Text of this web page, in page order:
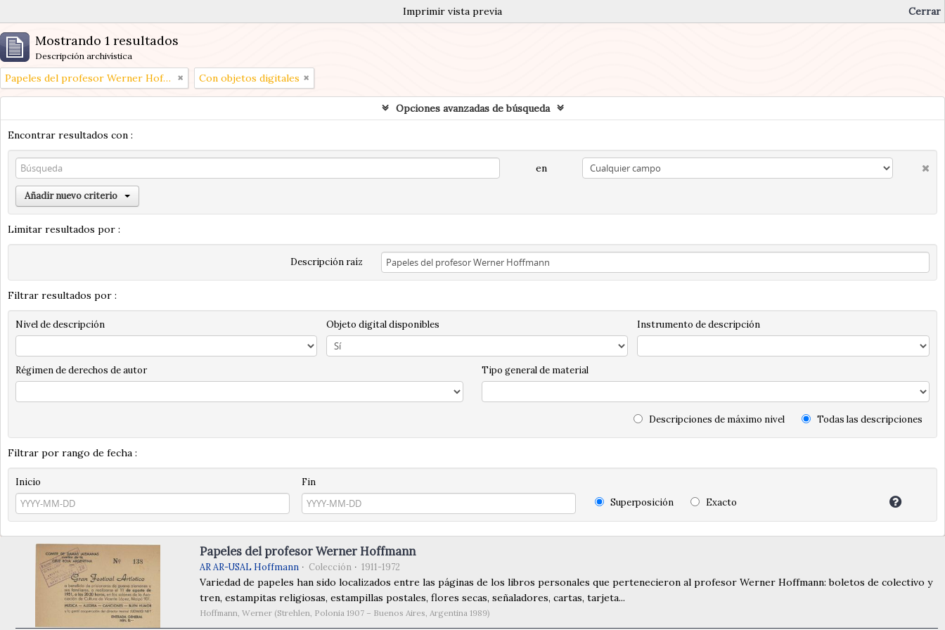
Imprimir vista previa Cerrar
Mostrando 1 resultados
Descripción archivística
Papeles del profesor Werner Hoffmann Con objetos digitales
Opciones avanzadas de búsqueda
Encontrar resultados con :
en
Añadir nuevo criterio
Limitar resultados por :
Descripción raíz
Filtrar resultados por :
Nivel de descripción Objeto digital disponibles Instrumento de descripción
Régimen de derechos de autor Tipo general de material
Descripciones de máximo nivel Todas las descripciones
Filtrar por rango de fecha :
Inicio
Fin
Superposición
Exacto
Papeles del profesor Werner Hoffmann
AR AR-USAL Hoffmann Colección 1911-1972
Variedad de papeles han sido localizados entre las páginas de los libros personales que pertenecieron al profesor Werner Hoffmann: boletos de colectivo y
tren, estampitas religiosas, estampillas postales, flores secas, señaladores, cartas, tarjeta...
Hoffmann, Werner (Strehlen, Polonia 1907 – Buenos Aires, Argentina 1989)